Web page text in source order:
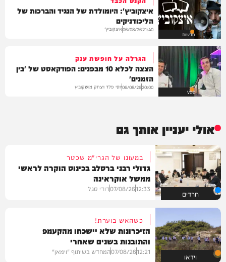
חדשות
איצקוביץ': היומולדת של הנגיד והברכות של
הליכודניקים
21:40
06/08/26איצקוביץ'
VOD
הגרלה על חופשת ענק
הצצה לכלא 10 מבפנים: הפודקאסט של 'בין
הזמנים'
20:00
06/08/26יוסי פלד ויצחק מושקוביץ
אולי יעניין אותך גם
חרדים
במעונו של הגרי"מ שכטר
גדולי רבני ברסלב בכינוס הוקרה לראשי
ממשל אוקראינה
12:33
07/08/26דודי סגל
וידאו
כשהאש בוערת!
הזיכרונות שלא יישכחו מהקעמפ
והתובנות בשנים שאחרי
12:21
07/08/26המחדש בשיתוף "וימאן"